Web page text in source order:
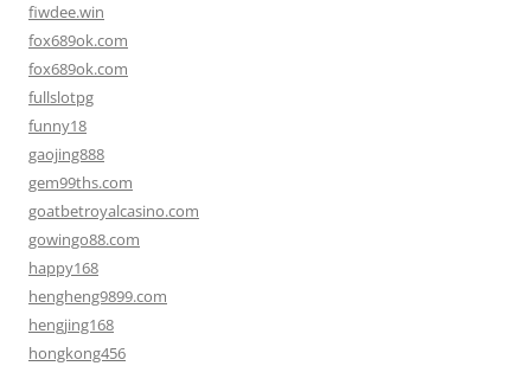
fiwdee.win
fox689ok.com
fox689ok.com
fullslotpg
funny18
gaojing888
gem99ths.com
goatbetroyalcasino.com
gowingo88.com
happy168
hengheng9899.com
hengjing168
hongkong456